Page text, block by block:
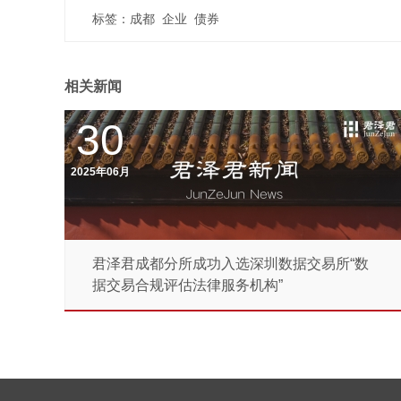
标签： 成都 企业 债券
相关新闻
30
2025年06月
君泽君成都分所成功入选深圳数据交易所“数
据交易合规评估法律服务机构”